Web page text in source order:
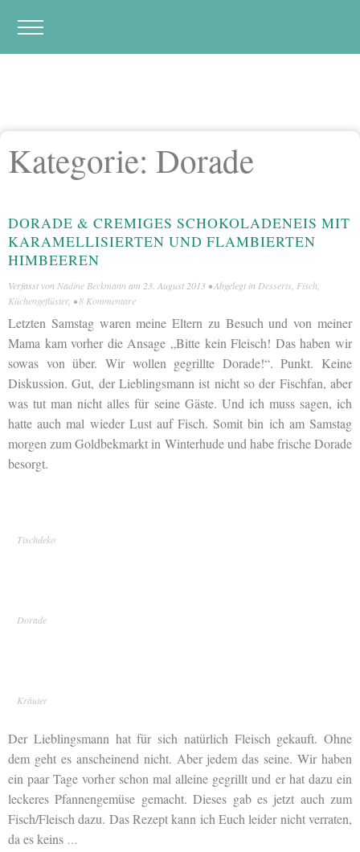
Kategorie: Dorade
DORADE & CREMIGES SCHOKOLADENEIS MIT
KARAMELLISIERTEN UND FLAMBIERTEN
HIMBEEREN
Verfasst von Nadine Beckmann am 23. August 2013 • Abgelegt in Desserts Fisch
Küchengeflüster, •8 Kommentare
Letzten Samstag waren meine Eltern zu Besuch und von meiner
Mama kam vorher die Ansage „Bitte kein Fleisch! Das haben wir
sowas von über. Wir wollen gegrillte Dorade!“. Punkt. Keine
Diskussion. Gut, der Lieblingsmann ist nicht so der Fischfan, aber
was tut man nicht alles für seine Gäste. Und ich muss sagen, ich
hatte auch mal wieder Lust auf Fisch. Somit bin ich am Samstag
morgen zum Goldbekmarkt in Winterhude und habe frische Dorade
besorgt.
Tischdeko
Dorade
Kräuter
Der Lieblingsmann hat für sich natürlich Fleisch gekauft. Ohne
dem geht es anscheinend nicht. Aber jedem das seine. Wir haben
ein paar Tage vorher schon mal alleine gegrillt und er hat dazu ein
leckeres Pfannengemüse gemacht. Dieses gab es jetzt auch zum
Fisch/Fleisch dazu. Das Rezept kann ich Euch leider nicht verraten,
da es keins …